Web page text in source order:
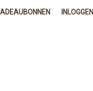
INLOGGEN